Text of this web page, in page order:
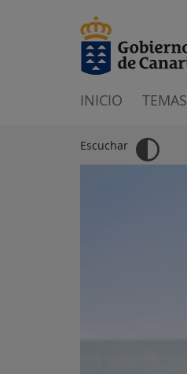
INICIO TEMAS
Escuchar